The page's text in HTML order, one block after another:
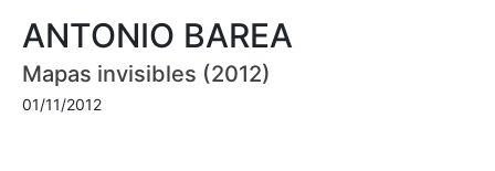
ANTONIO BAREA
Mapas invisibles (2012)
01/11/2012